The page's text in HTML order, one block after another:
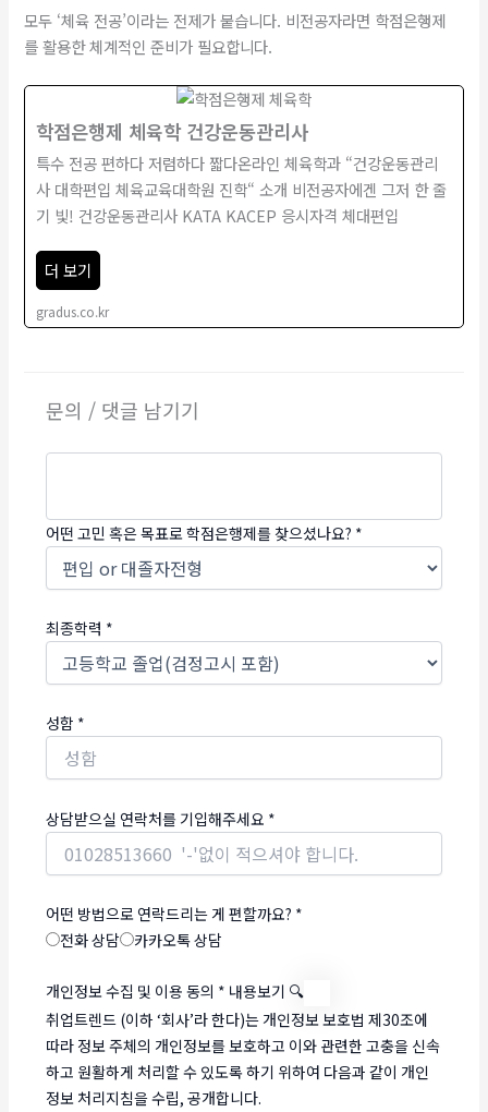
모두 ‘체육 전공’이라는 전제가 붙습니다. 비전공자라면 학점은행제
를 활용한 체계적인 준비가 필요합니다.
학점은행제 체육학 건강운동관리사
특수 전공 편하다 저렴하다 짧다온라인 체육학과 “건강운동관리
사 대학편입 체육교육대학원 진학“ 소개 비전공자에겐 그저 한 줄
기 빛! 건강운동관리사 KATA KACEP 응시자격 체대편입
더 보기
gradus.co.kr
문의 / 댓글 남기기
어떤 고민 혹은 목표로 학점은행제를 찾으셨나요? *
최종학력 *
성함 *
상담받으실 연락처를 기입해주세요 *
어떤 방법으로 연락드리는 게 편할까요? *
전화 상담
카카오톡 상담
개인정보 수집 및 이용 동의 * 내용보기 🔍
취업트렌드 (이하 ‘회사’라 한다)는 개인정보 보호법 제30조에
따라 정보 주체의 개인정보를 보호하고 이와 관련한 고충을 신속
하고 원활하게 처리할 수 있도록 하기 위하여 다음과 같이 개인
정보 처리지침을 수립, 공개합니다.